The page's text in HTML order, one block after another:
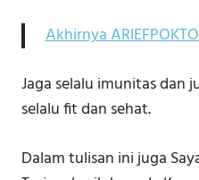
Akhirnya
Jaga selalu imunitas dan
selalu fit dan sehat.
Dalam tulisan ini juga